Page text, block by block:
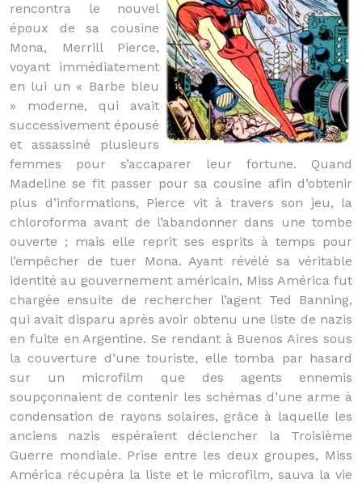
rencontra le nouvel
époux de sa cousine
Mona, Merrill Pierce,
voyant immédiatement
en lui un « Barbe bleu
» moderne, qui avait
successivement épousé
et assassiné plusieurs
femmes pour s’accaparer leur fortune. Quand
Madeline se fit passer pour sa cousine afin d’obtenir
plus d’informations, Pierce vit à travers son jeu, la
chloroforma avant de l’abandonner dans une tombe
ouverte ; mais elle reprit ses esprits à temps pour
l’empêcher de tuer Mona. Ayant révélé sa véritable
identité au gouvernement américain, Miss América fut
chargée ensuite de rechercher l’agent Ted Banning,
qui avait disparu après avoir obtenu une liste de nazis
en fuite en Argentine. Se rendant à Buenos Aires sous
la couverture d’une touriste, elle tomba par hasard
sur un microfilm que des agents ennemis
soupçonnaient de contenir les schémas d’une arme à
condensation de rayons solaires, grâce à laquelle les
anciens nazis espéraient déclencher la Troisième
Guerre mondiale. Prise entre les deux groupes, Miss
América récupéra la liste et le microfilm, sauva la vie